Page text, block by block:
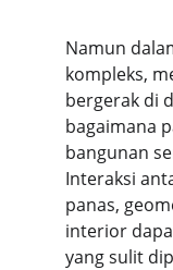
Namun
kompleks,
bergerak di
bagaimana
bangunan
Interaksi
panas,
interior
yang sulit